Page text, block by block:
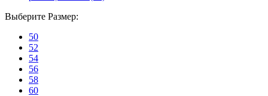
Выберите Размер:
50
52
54
56
58
60